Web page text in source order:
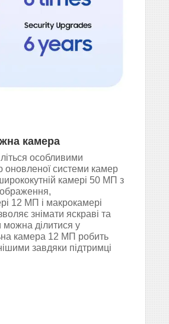
камера
особливими
системи камер
камері 50 МП з
12 МП і макрокамері
знімати яскраві та
можна ділитися у
камера 12 МП робить
завдяки підтримці